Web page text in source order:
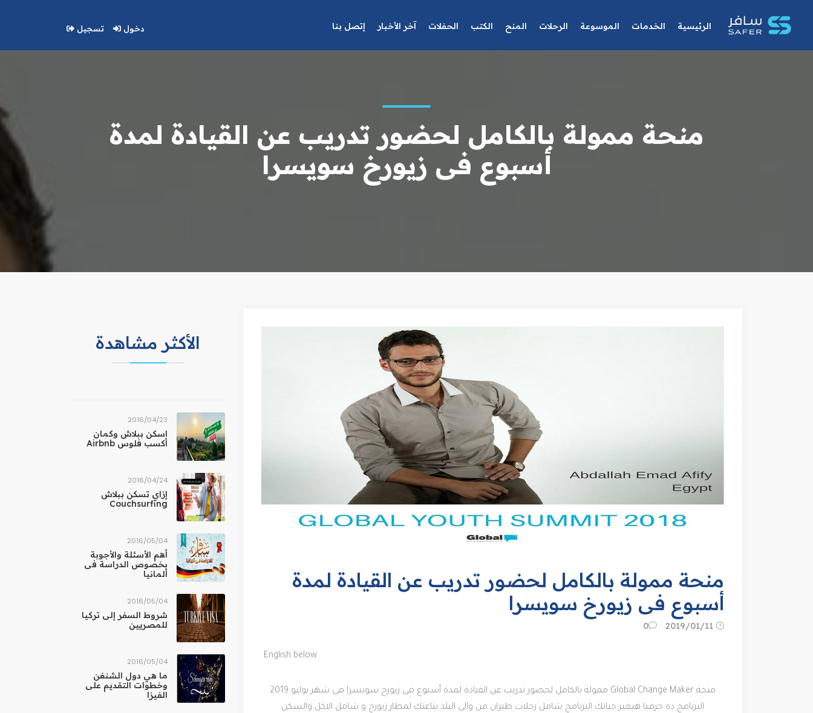
منحة ممولة بالكامل لحضور تدريب عن القيادة لمدة
أسبوع فى زيورخ سويسرا
منحة ممولة بالكامل لحضور تدريب عن القيادة لمدة
أسبوع فى زيورخ سويسرا
0
English below
منحة Global Change Maker ممولة بالكامل لحضور تدريب عن القيادة لمدة أسبوع فى زيورخ سويسرا فى شهر يوليو 2019
البرنامج ده حرفيا هيغير حياتك البرنامج شامل رحلات طيران من والى البلد بتاعتك لمطار زيورخ و شامل الاكل والسكن
الأكثر مشاهدة
23‏/04‏/2016
اسكن ببلاش وكمان
أكسب فلوس Airbnb
24‏/04‏/2016
إزاي تسكن ببلاش
Couchsurfing
04‏/05‏/2016
أهم الأسئلة والأجوبة
بخصوص الدراسة فى
ألمانيا
04‏/05‏/2016
شروط السفر إلى تركيا
للمصريين
04‏/05‏/2016
ما هي دول الشنغن
وخطوات التقديم على
الفيزا
تسجيل دخول الرئيسية الخدمات الموسوعة الرحلات المنح الكتب الحفلات آخر الأخبار إتصل بنا